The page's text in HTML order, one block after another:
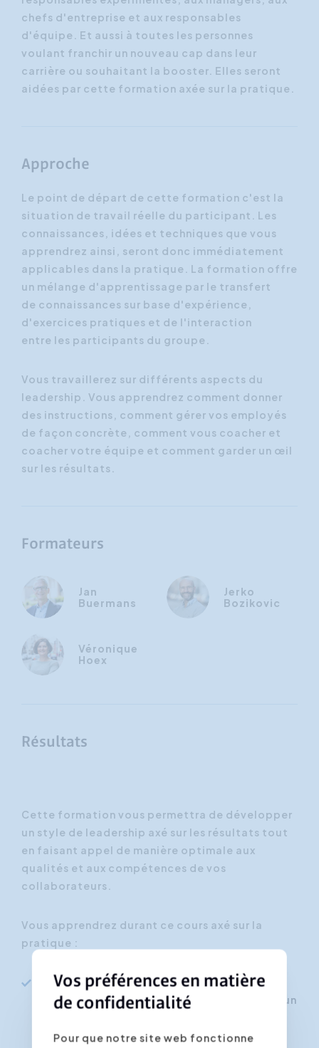
chefs d'entreprise et aux responsables
d'équipe. Et aussi à toutes les personnes
voulant franchir un nouveau cap dans leur
carrière ou souhaitant la booster. Elles seront
aidées par cette formation axée sur la pratique.
Approche
Le point de départ de cette formation c'est la
situation de travail réelle du participant. Les
connaissances, idées et techniques que vous
apprendrez ainsi, seront donc immédiatement
applicables dans la pratique. La formation offre
un mélange d'apprentissage par le transfert
de connaissances sur base d'expérience,
d'exercices pratiques et de l'interaction
entre les participants du groupe.
Vous travaillerez sur différents aspects du
leadership. Vous apprendrez comment donner
des instructions, comment gérer vos employés
de façon concrète, comment vous coacher et
coacher votre équipe et comment garder un œil
sur les résultats.
Formateurs
Jan
Buermans
Jerko
Bozikovic
Véronique
Hoex
Résultats
Cette formation vous permettra de développer
un style de leadership axé sur les résultats tout
en faisant appel de manière optimale aux
qualités et aux compétences de vos
collaborateurs.
Vous apprendrez durant ce cours axé sur la
pratique :
A appliquer des techniques et des
compétences permettant de faire appel à un
décontracté.
Vos préférences en matière
de confidentialité
Pour que notre site web fonctionne